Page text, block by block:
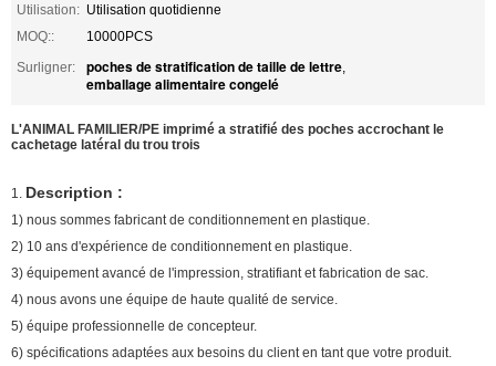
Utilisation: Utilisation quotidienne
MOQ::
10000PCS
Surligner:
poches de stratification de taille de lettre,
emballage alimentaire congelé
L'ANIMAL FAMILIER/PE imprimé a stratifié des poches accrochant le
cachetage latéral du trou trois
1. Description :
1) nous sommes fabricant de conditionnement en plastique.
2) 10 ans d'expérience de conditionnement en plastique.
3) équipement avancé de l'impression, stratifiant et fabrication de sac.
4) nous avons une équipe de haute qualité de service.
5) équipe professionnelle de concepteur.
6) spécifications adaptées aux besoins du client en tant que votre produit.